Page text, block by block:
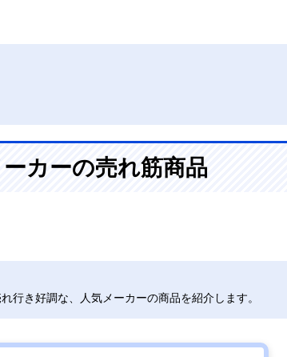
カーの売れ筋商品
行き好調な、人気メーカーの商品を紹介します。